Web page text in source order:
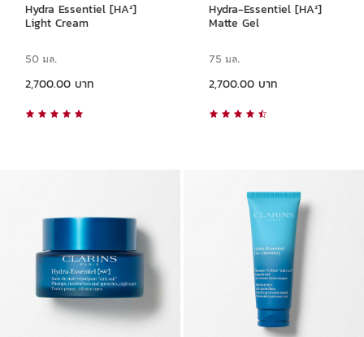
Hydra Essentiel [HA²]
Light Cream
50 มล.
2,700.00 บาท
Hydra-Essentiel [HA²]
Matte Gel
75 มล.
2,700.00 บาท